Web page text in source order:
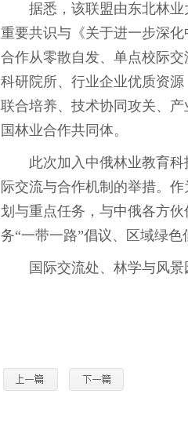
据悉，该联盟由东北林
重要共识与《关于进一步深
合作从零散自发、单点校际
科研院所、行业企业优质资
联合培养、技术协同攻关、
国林业合作共同体。
此次加入中俄林业教育
际交流与合作机制的举措。
划与重点任务，与中俄各方
务“一带一路”倡议、区域绿色
国际交流处、林学与风